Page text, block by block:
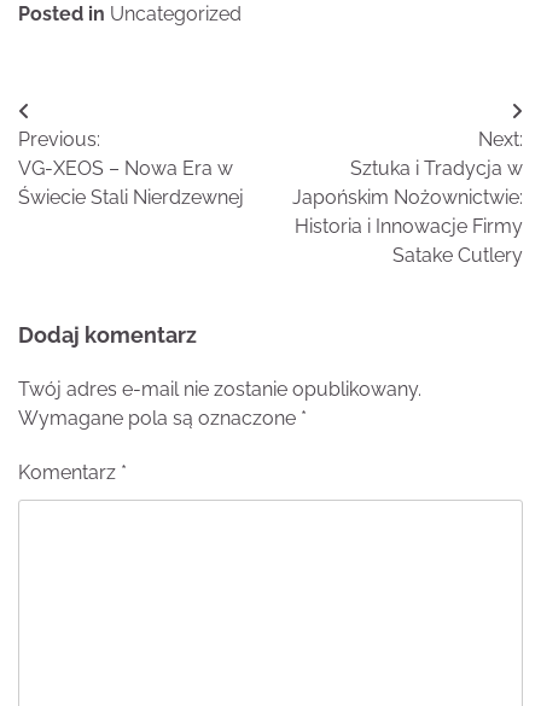
Posted in Uncategorized
Nawigacja
wpisu
Previous:
VG-XEOS – Nowa Era w
Świecie Stali Nierdzewnej
Next:
Sztuka i Tradycja w
Japońskim Nożownictwie:
Historia i Innowacje Firmy
Satake Cutlery
Dodaj komentarz
Twój adres e-mail nie zostanie opublikowany.
Wymagane pola są oznaczone *
Komentarz *